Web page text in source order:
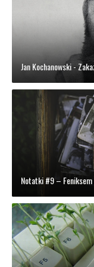
Jan Kochanowski -
Notatki #9 –